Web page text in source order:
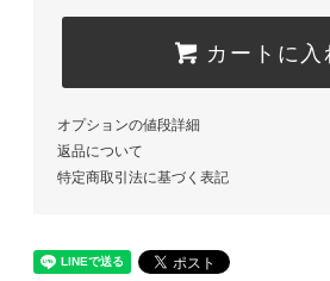
カートに入
オプションの値段詳細
返品について
特定商取引法に基づく表記